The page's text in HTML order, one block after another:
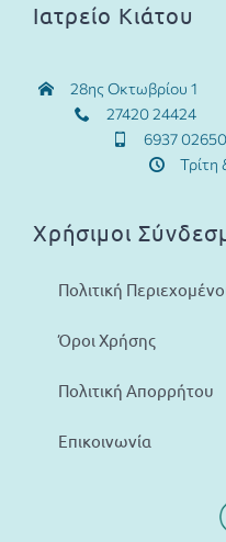
Ιατρείο Κιάτου
28ης Οκτωβρίου 1
27420 24424
6937
Τρίτη
Χρήσιμοι
Πολιτική
Όροι Χρήσης
Πολιτική Απορρήτου
Επικοινωνία